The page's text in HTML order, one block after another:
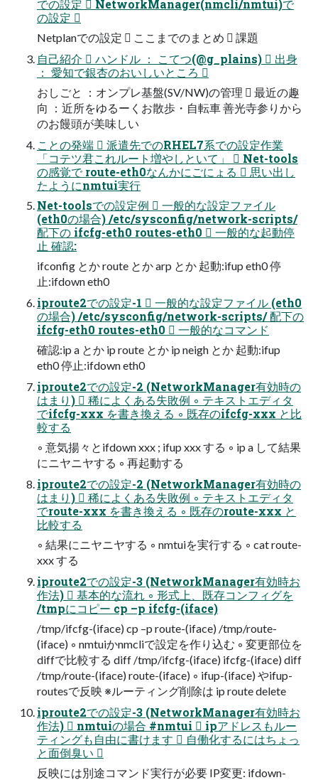
での設定  NetworkManager(nmcli/nmtui)で
の設定 
Netplanでの設定  ここまでのまとめ  課題
自己紹介  ハンドル ： こてつ(@g_plains)  出身
： 愛知で銀杏のおいしいところ 
おしごと ：オンプレ基盤(SV/NW)の管理  最近の趣
向 ：近所をゆるーくお散歩・自転車 善光寺参りから
のお饅頭が美味しい
ことの発端  派遣先でのRHEL7系での設定作業
「コテツ君これルート増やしといて」  Net-tools
の感覚で route-eth0なんかにごにょる  思い出し
たようにnmtui実行
Net-toolsでの設定例  一般的な設定ファイル
(eth0の場合) /etc/sysconfig/network-scripts/
配下の ifcfg-eth0 routes-eth0  一般的な起動停
止 確認:
ifconfig とか route とか arp とか 起動:ifup eth0 停
止:ifdown eth0
iproute2での設定-1  一般的な設定ファイル (eth0
の場合) /etc/sysconfig/network-scripts/ 配下の
ifcfg-eth0 routes-eth0  一般的なコマンド
確認:ip a とか ip route とか ip neigh とか 起動:ifup
eth0 停止:ifdown eth0
iproute2での設定-2 (NetworkManager有効時の
はまり)  稀によくある失敗例 ◦ テキストエディタ
でifcfg-xxx を書き換える ◦ 既存のifcfg-xxx と比
較する
◦ 意気揚々とifdown xxx ; ifup xxx する ◦ ip a して結果
にニヤニヤする ◦ 再起動する
iproute2での設定-2 (NetworkManager有効時の
はまり)  稀によくある失敗例 ◦ テキストエディタ
でroute-xxx を書き換える ◦ 既存のroute-xxx と
比較する
◦ 結果にニヤニヤする ◦ nmtuiを実行する ◦ cat route-
xxx する
iproute2での設定-3 (NetworkManager有効時お
作法)  基本的な流れ ◦ 形式上、既存コンフィグを
/tmpにコピー cp –p ifcfg-(iface)
/tmp/ifcfg-(iface) cp –p route-(iface) /tmp/route-
(iface) ◦ nmtuiかnmcliで設定を作り込む ◦ 変更部位を
diffで比較する diff /tmp/ifcfg-(iface) ifcfg-(iface) diff
/tmp/route-(iface) route-(iface) ◦ ifup-(iface) やifup-
routesで反映 ※ルーティング削除は ip route delete
iproute2での設定-3 (NetworkManager有効時お
作法)  nmtuiの場合 #nmtui  ipアドレスもルー
ティングも自由に書けます  自働化するにはちょっ
と面倒臭い 
反映には別途コマンド実行が必要 IP変更: ifdown-